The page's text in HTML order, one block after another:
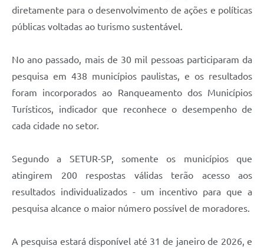
Jornal
Agenda
Diário Oficial
Notícias
FAQ
diretamente para o desenvolvimento de ações e políticas
públicas voltadas ao turismo sustentável.
No ano passado, mais de 30 mil pessoas participaram da
pesquisa em 438 municípios paulistas, e os resultados
foram incorporados ao Ranqueamento dos Municípios
Turísticos, indicador que reconhece o desempenho de
cada cidade no setor.
Segundo a SETUR-SP, somente os municípios que
atingirem 200 respostas válidas terão acesso aos
resultados individualizados - um incentivo para que a
pesquisa alcance o maior número possível de moradores.
A pesquisa estará disponível até 31 de janeiro de 2026, e